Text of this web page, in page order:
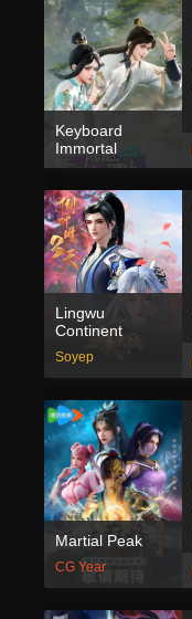
Keyboard
Immortal
Lingwu
Continent
Soyep
Martial Peak
CG Year